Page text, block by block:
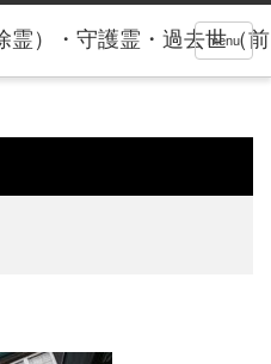
menu
霊）・守護霊・過去世（前